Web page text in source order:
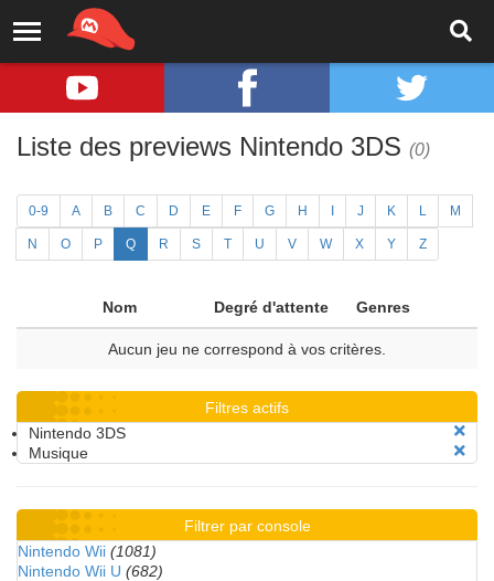
Liste des previews Nintendo 3DS (0)
0-9 A B C D E F G H J K L M
N O P Q R S T U V W X Y Z
Nom Degré d'attente Genres
Aucun jeu ne correspond à vos critères.
Filtres actifs
Nintendo 3DS
Musique
Filtrer par console
Nintendo Wii (1081)
Nintendo Wii U (682)